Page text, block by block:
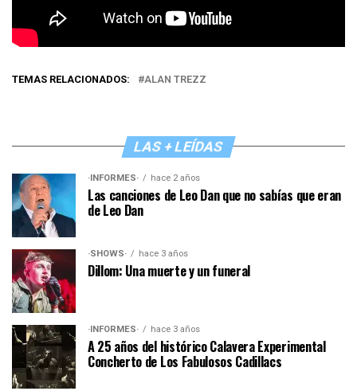
TEMAS RELACIONADOS: ALAN TREZZ
LAS + LEÍDAS
·INFORMES· hace 2 años
Las canciones de Leo Dan que no sabías que eran
de Leo Dan
·SHOWS· hace 3 años
Dillom: Una muerte y un funeral
·INFORMES· hace 3 años
A 25 años del histórico Calavera Experimental
Concherto de Los Fabulosos Cadillacs